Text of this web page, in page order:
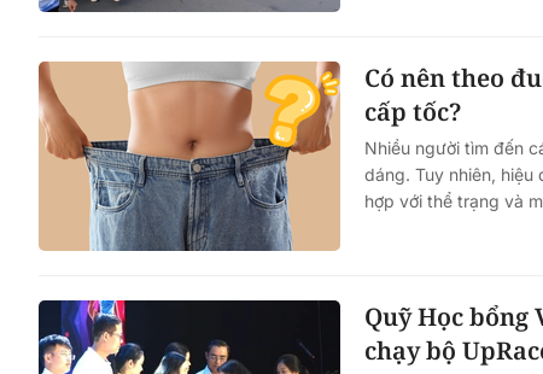
Có nên theo
cấp tốc?
Nhiều người tìm đến
dáng. Tuy nhiên,
hợp với thể trạng và
Quỹ Học
chạy bộ